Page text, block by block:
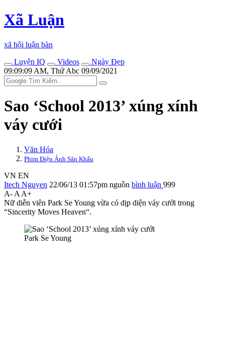
Xã Luận
xã hội luận bàn
Luyện IQ
Videos
Ngày Đẹp
09:09:09 AM, Thứ Abc 09/09/2021
Sao ‘School 2013’ xúng xính
váy cưới
Văn Hóa
Phim Điện Ảnh Sân Khấu
VN EN
Itech Nguyen 22/06/13 01:57pm nguồn bình luận 999
A- A A+
Nữ diễn viên Park Se Young vừa có dịp diện váy cưới trong
“Sincerity Moves Heaven“.
Park Se Young